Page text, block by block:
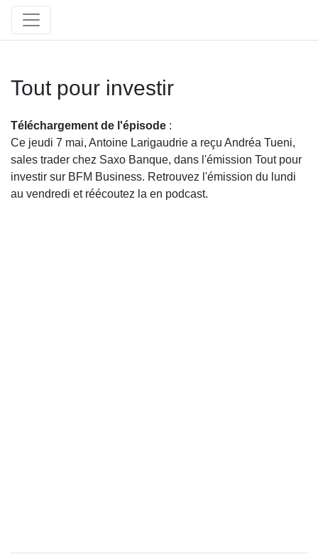
Tout pour investir
Téléchargement de l'épisode :
Ce jeudi 7 mai, Antoine Larigaudrie a reçu Andréa Tueni,
sales trader chez Saxo Banque, dans l'émission Tout pour
investir sur BFM Business. Retrouvez l'émission du lundi
au vendredi et réécoutez la en podcast.